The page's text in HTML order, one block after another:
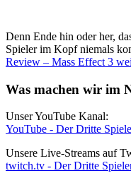
Denn Ende hin oder her,
Spieler im Kopf niemals
Review – Mass Effect 3
Was machen wir im
Unser YouTube Kanal:
YouTube - Der Dritte
Unsere Live-Streams auf
twitch.tv - Der Dritte